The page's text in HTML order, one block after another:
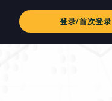
登录/首次登录